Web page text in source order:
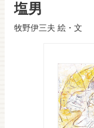
塩男
牧野伊三夫 絵・文